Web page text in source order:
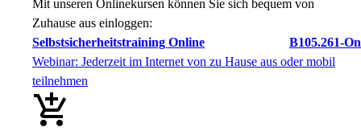
Mit unseren Onlinekursen können Sie sich bequem von
Zuhause aus einloggen:
Selbstsicherheitstraining Online
B105.261-On
Webinar: Jederzeit im Internet von zu Hause aus oder mobil
teilnehmen